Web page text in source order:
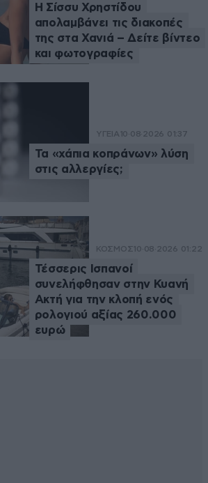
Η Σίσσυ Χρηστίδου
απολαμβάνει τις διακοπές
της στα Χανιά – Δείτε βίντεο
και φωτογραφίες
ΥΓΕΙΑ 10·08·2026 01:37
Τα «χάπια κοπράνων» λύση
στις αλλεργίες;
ΚΟΣΜΟΣ 10·08·2026 01:22
Τέσσερις Ισπανοί
συνελήφθησαν στην Κυανή
Ακτή για την κλοπή ενός
ρολογιού αξίας 260.000
ευρώ